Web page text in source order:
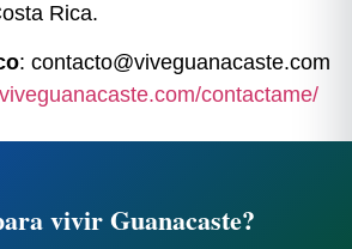
Rica.
: contacto@viveguanacaste.com
contactame/
vivir Guanacaste?